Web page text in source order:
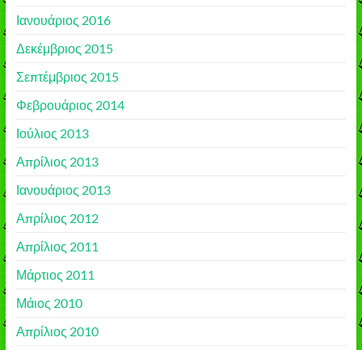
Ιανουάριος 2016
Δεκέμβριος 2015
Σεπτέμβριος 2015
Φεβρουάριος 2014
Ιούλιος 2013
Απρίλιος 2013
Ιανουάριος 2013
Απρίλιος 2012
Απρίλιος 2011
Μάρτιος 2011
Μάιος 2010
Απρίλιος 2010